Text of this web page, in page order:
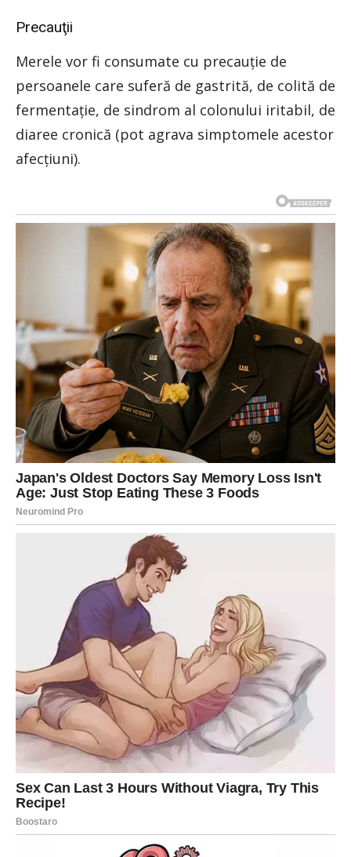
Precauţii
Merele vor fi consumate cu precauţie de
persoanele care suferă de gastrită, de colită de
fermentaţie, de sindrom al colonului iritabil, de
diaree cronică (pot agrava simptomele acestor
afecţiuni).